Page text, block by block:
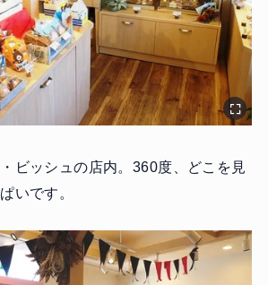
ビッシュの店内。360度、どこを見
いです。